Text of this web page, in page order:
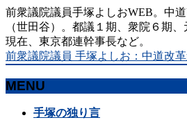
前衆議院議員手塚よしおWEB。中
（世田谷）。都議１期、衆院６期
現在、東京都連幹事長など。
前衆議院議員 手塚よしお：中道改
MENU
手塚の独り言